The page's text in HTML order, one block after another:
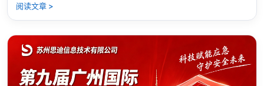
阅读文章 >